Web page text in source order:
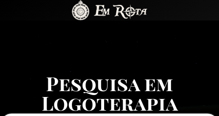
Pesquisa em
Logoterapia